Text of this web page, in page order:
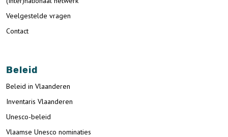
Veelgestelde vragen
Contact
Beleid
Beleid in Vlaanderen
Inventaris Vlaanderen
Unesco-beleid
Vlaamse Unesco nominaties